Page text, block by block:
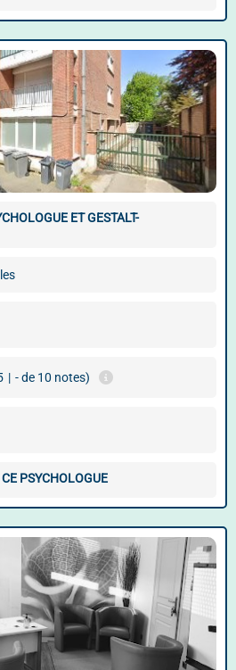
ET GESTALT-
| - de 10 notes)
PSYCHOLOGUE